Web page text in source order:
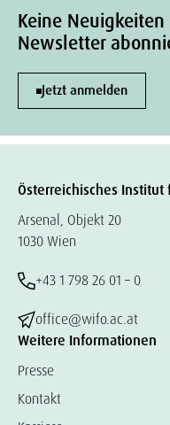
Keine
Newsletter
Jetzt anmelden
Österreichisches Institut
Arsenal, Objekt 20
1030 Wien
+43 1 798 26 01 – 0
office@wifo.ac.at
Weitere Informationen
Presse
Kontakt